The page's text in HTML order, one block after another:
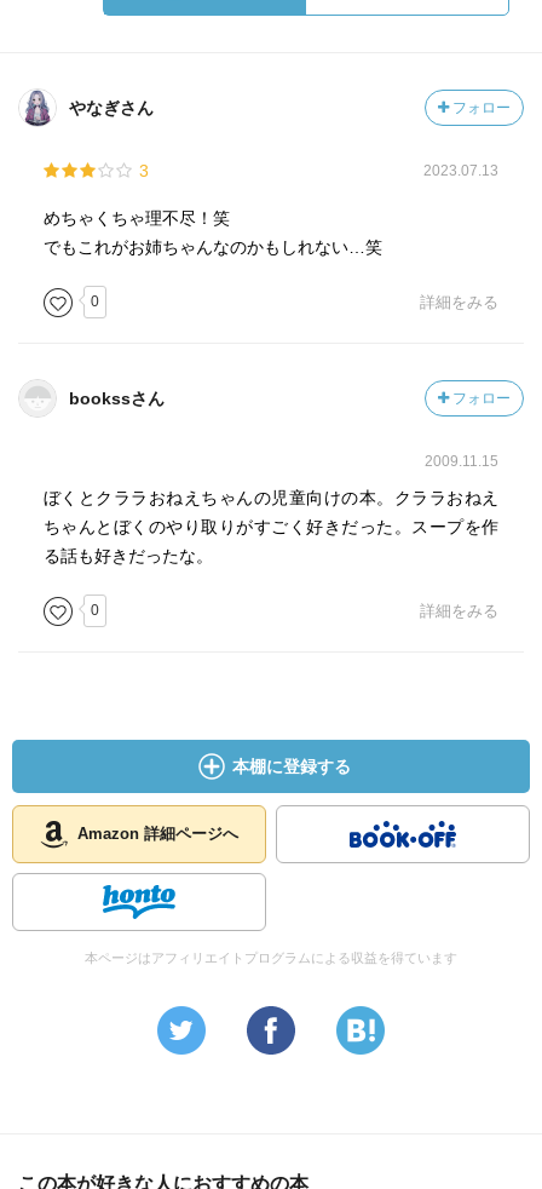
やなぎさん フォロー
3 2023.07.13
めちゃくちゃ理不尽！笑
でもこれがお姉ちゃんなのかもしれない…笑
0 詳細をみる
bookssさん フォロー
2009.11.15
ぼくとクララおねえちゃんの児童向けの本。クララおねえ
ちゃんとぼくのやり取りがすごく好きだった。スープを作
る話も好きだったな。
0 詳細をみる
本棚に登録する
Amazon 詳細ページへ
本ページはアフィリエイトプログラムによる収益を得ています
この本が好きな人におすすめの本